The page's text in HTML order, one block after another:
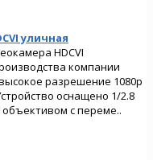
уличная
HDCVI
компании
разрешение 1080p
оснащено 1/2.8
объективом с переме..